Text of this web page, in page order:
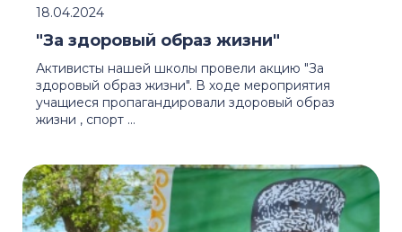
Активисты нашей школы провели акцию "За
здоровый образ жизни". В ходе мероприятия
учащиеся пропагандировали здоровый образ
жизни , спорт ...
"За здоровый образ жизни"
18.04.2024